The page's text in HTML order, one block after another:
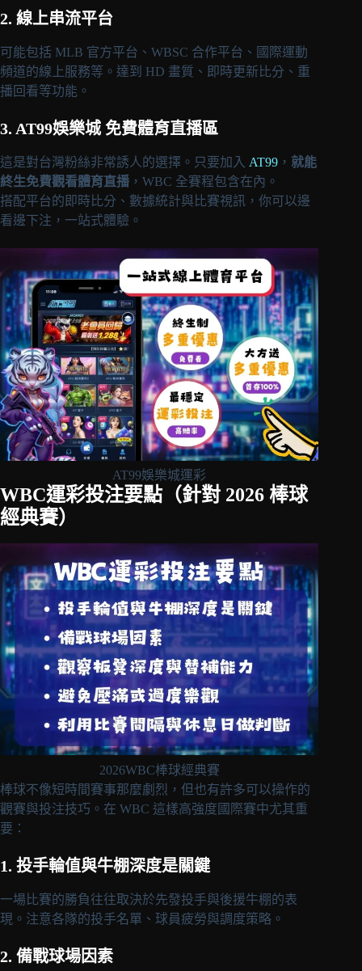
2. 線上串流平台
可能包括 MLB 官方平台、WBSC 合作平台、國際運動
頻道的線上服務等。達到 HD 畫質、即時更新比分、重
播回看等功能。
3. AT99娛樂城免費體育直播區
這是對台灣粉絲非常誘人的選擇。只要加入 AT99 ， 就能
終生免費觀看體育直播 ，WBC 全賽程包含在內。
搭配平台的即時比分、數據統計與比賽視訊，你可以邊
看邊下注，一站式體驗。
AT99娛樂城運彩
WBC運彩投注要點（針對 2026 棒球
經典賽）
2026WBC棒球經典賽
棒球不像短時間賽事那麼劇烈，但也有許多可以操作的
觀賽與投注技巧。在 WBC 這樣高強度國際賽中尤其重
要：
1. 投手輪值與牛棚深度是關鍵
一場比賽的勝負往往取決於先發投手與後援牛棚的表
現。注意各隊的投手名單、球員疲勞與調度策略。
2. 備戰球場因素